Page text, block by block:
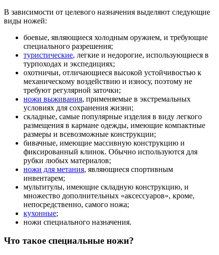
В зависимости от целевого назначения выделяют следующие
виды ножей:
боевые, являющиеся холодным оружием, и требующие
специального разрешения;
туристические, легкие и недорогие, использующиеся в
турпоходах и экспедициях;
охотничьи, отличающиеся высокой устойчивостью к
механическому воздействию и износу, поэтому не
требуют регулярной заточки;
ножи выживания, применяемые в экстремальных
условиях для сохранения жизни;
складные, самые популярные изделия в виду легкого
размещения в кармане одежды, имеющие компактные
размеры и всевозможные конструкции;
бивачные, имеющие массивную конструкцию и
фиксированный клинок. Обычно используются для
рубки любых материалов;
ножи для метания, являющиеся спортивным
инвентарем;
мультитулы, имеющие складную конструкцию, и
множество дополнительных «аксессуаров», кроме,
непосредственно, самого ножа;
кухонные;
ножи специального назначения.
Что такое специальные ножи?